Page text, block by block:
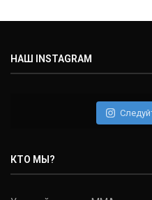
НАШ INSTAGRAM
КТО МЫ?